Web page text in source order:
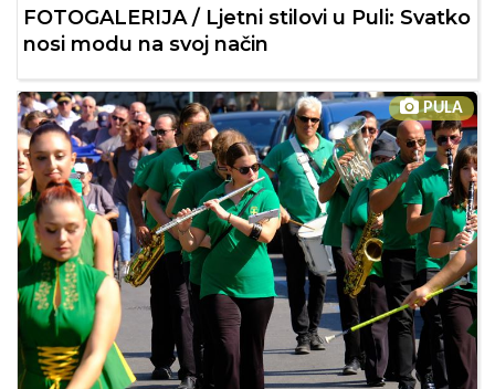
FOTOGALERIJA / Ljetni stilovi u Puli: Svatko
nosi modu na svoj način
PULA